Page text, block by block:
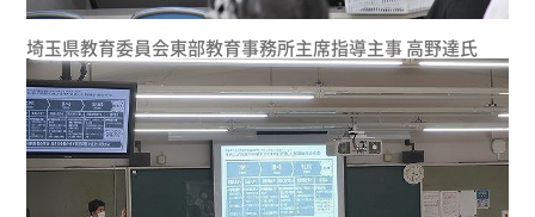
埼玉県教育委員会東部教育事務所主席指導主事 高野達氏